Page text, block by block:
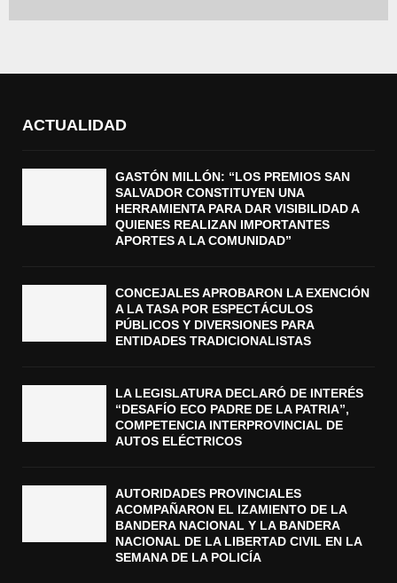
ACTUALIDAD
GASTÓN MILLÓN: “LOS PREMIOS SAN
SALVADOR CONSTITUYEN UNA
HERRAMIENTA PARA DAR VISIBILIDAD A
QUIENES REALIZAN IMPORTANTES
APORTES A LA COMUNIDAD”
CONCEJALES APROBARON LA EXENCIÓN
A LA TASA POR ESPECTÁCULOS
PÚBLICOS Y DIVERSIONES PARA
ENTIDADES TRADICIONALISTAS
LA LEGISLATURA DECLARÓ DE INTERÉS
“DESAFÍO ECO PADRE DE LA PATRIA”,
COMPETENCIA INTERPROVINCIAL DE
AUTOS ELÉCTRICOS
AUTORIDADES PROVINCIALES
ACOMPAÑARON EL IZAMIENTO DE LA
BANDERA NACIONAL Y LA BANDERA
NACIONAL DE LA LIBERTAD CIVIL EN LA
SEMANA DE LA POLICÍA